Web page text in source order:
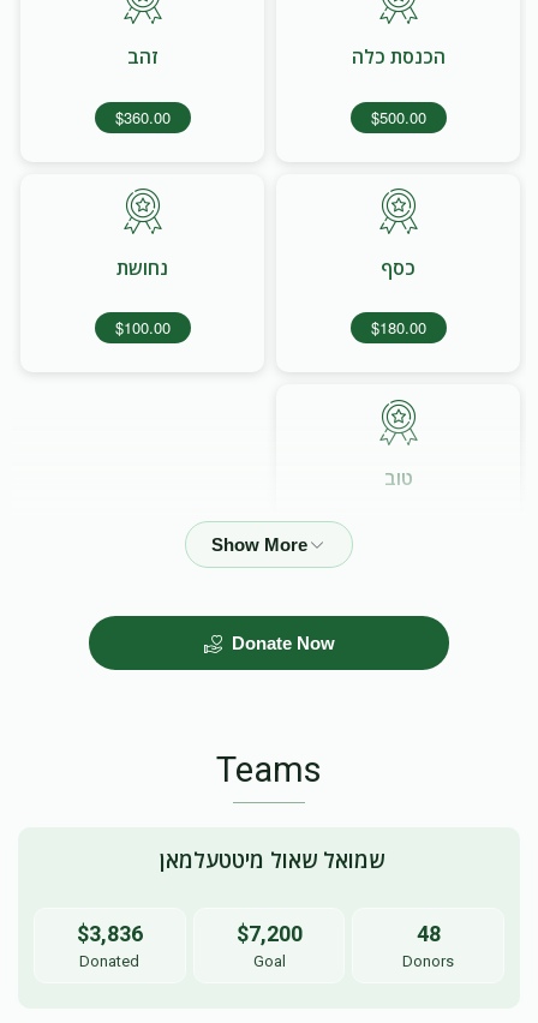
הכנסת כלה
$500.00
זהב
$360.00
כסף
$180.00
נחושת
$100.00
טוב
Donate Now
Teams
שמואל שאול מיטטעלמאן
$3,836
Donated
$7,200
Goal
48
Donors